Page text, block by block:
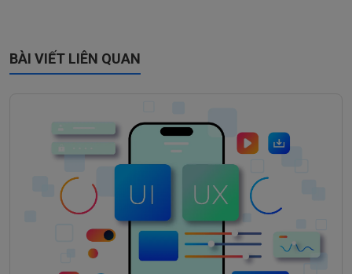
BÀI VIẾT LIÊN QUAN